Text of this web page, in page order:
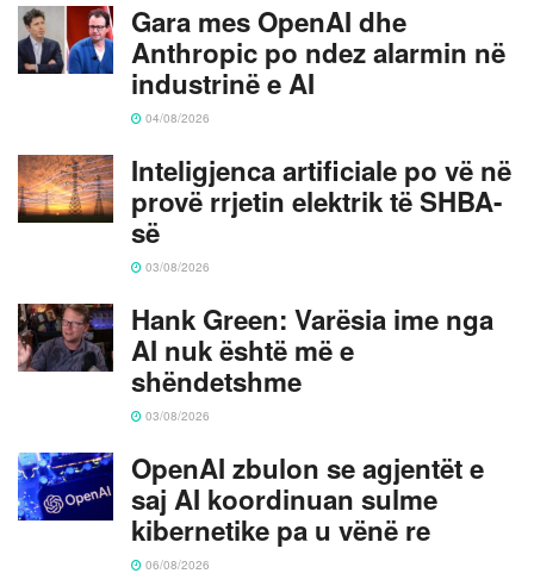
Gara mes OpenAI dhe
Anthropic po ndez alarmin në
industrinë e AI
04/08/2026
Inteligjenca artificiale po vë në
provë rrjetin elektrik të SHBA-
së
03/08/2026
Hank Green: Varësia ime nga
AI nuk është më e
shëndetshme
03/08/2026
OpenAI zbulon se agjentët e
saj AI koordinuan sulme
kibernetike pa u vënë re
06/08/2026